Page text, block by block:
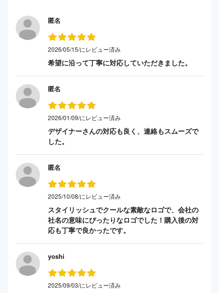
匿名
2026/05/15/にレビュー済み
希望に沿って丁寧に対応していただきました。
匿名
2026/01/09/にレビュー済み
デザイナーさんの対応も良く、連絡もスムーズで
した。
匿名
2025/10/08/にレビュー済み
スタイリッシュでクールな素敵なロゴで、会社の
社名の意味にぴったりなロゴでした！購入後の対
応も丁寧で良かったです。
yoshi
2025/09/03/にレビュー済み